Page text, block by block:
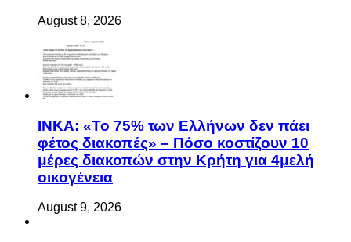
August 8, 2026
ΙΝΚΑ: «Το 75% των Ελλήνων δεν πάει
φέτος διακοπές» – Πόσο κοστίζουν 10
μέρες διακοπών στην Κρήτη για 4μελή
οικογένεια
August 9, 2026